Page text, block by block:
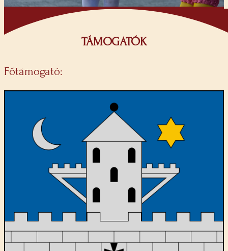
TÁMOGATÓK
Főtámogató: